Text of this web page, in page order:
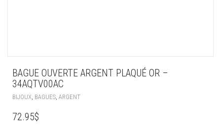
BAGUE OUVERTE ARGENT PLAQUÉ OR –
34AQTV00AC
BIJOUX BAGUES ARGENT
72.95$